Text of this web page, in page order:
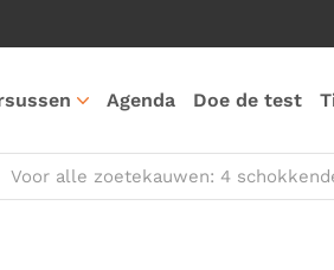
Agenda Doe de test
Voor alle zoetekauwen: 4